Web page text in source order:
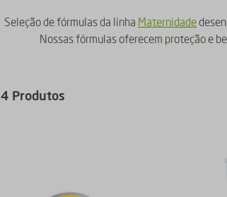
Seleção de fórmulas da linha Maternidade
Nossas fórmulas oferecem proteção e
4 Produtos